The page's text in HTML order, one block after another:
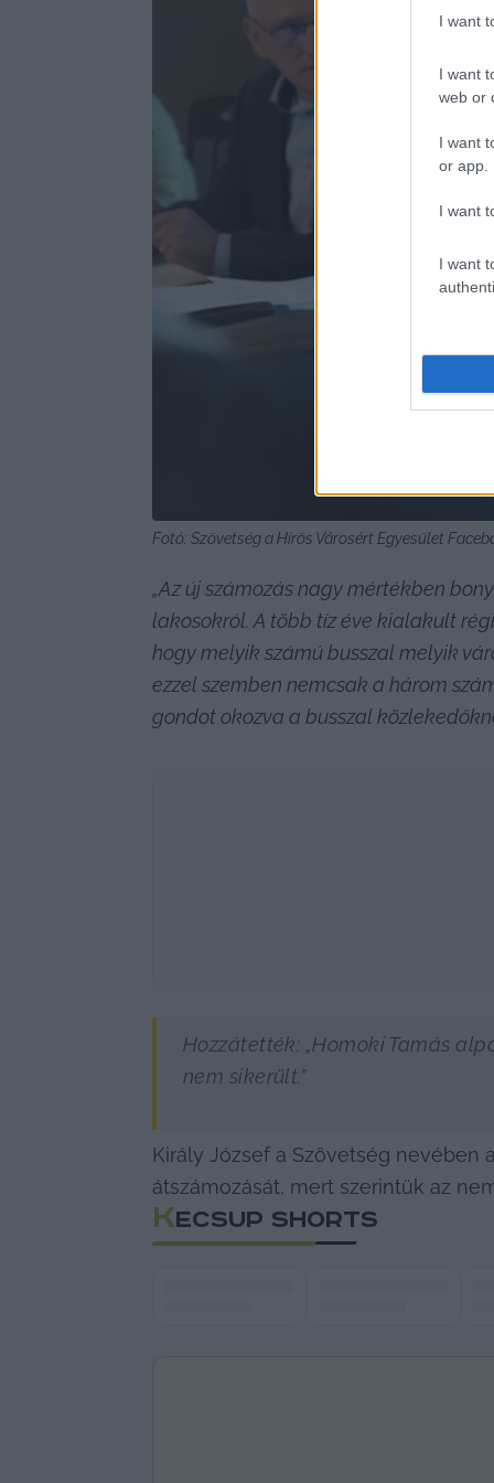
I want
I want
web or
I want
or app.
I want
I want
Fotó: Szövetség a Hírös Városért Egyesület
„Az új számozás nagy mértékben
lakosokról. A több tíz éve kialakult
hogy melyik számú busszal melyik
ezzel szemben nemcsak a három
gondot okozva a busszal
Hozzátették: „Homoki Tamás
nem sikerült.”
Király József a Szövetség nevében
átszámozását, mert szerintük az
KECSUP SHORTS